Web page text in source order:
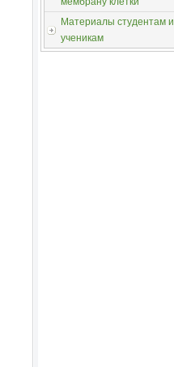
Материалы студентам и
ученикам